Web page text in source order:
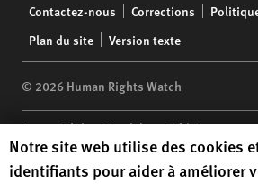
menu
Contactez-nous Corrections
Plan du site
Version texte
© 2026 Human Rights Watch
Human Rights Watch| 350 Fifth Avenue,
10118-3299USA |t1.212.290.4700
Human Rights Watchis a 501(C)(3)
Human Rights Watch cookie
Notre site web utilise des cookies
identifiants pour aider à améliorer